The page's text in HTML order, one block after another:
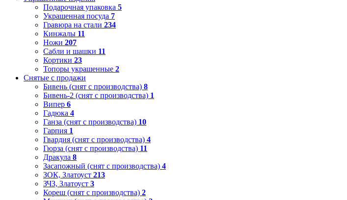
Подарочная упаковка 5
Украшенная посуда 7
Гравюра на стали 234
Кинжалы 11
Ножи 207
Сабли и шашки 11
Кортики 23
Топоры украшенные 2
Снятые с продажи
Бивень (снят с производства) 8
Бивень-2 (снят с производства) 1
Випер 6
Гадюка 4
Ганза (снят с производства) 10
Гарпия 1
Гвардия (снят с производства) 4
Гюрза (снят с производства) 11
Дракула 8
Засапожный (снят с производства) 4
ЗОК, Златоуст 213
ЗЧЗ, Златоуст 3
Кореш (снят с производства) 2